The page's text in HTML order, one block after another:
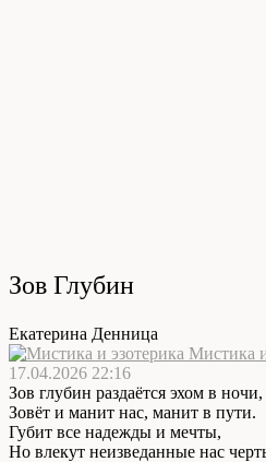
Зов Глубин
Екатерина Денница
Мистика
17.04.2026 22:16
Зов глубин раздаётся эхом в ночи,
Зовёт и манит нас, манит в пути.
Губит все надежды и мечты,
Но влекут неизведанные нас